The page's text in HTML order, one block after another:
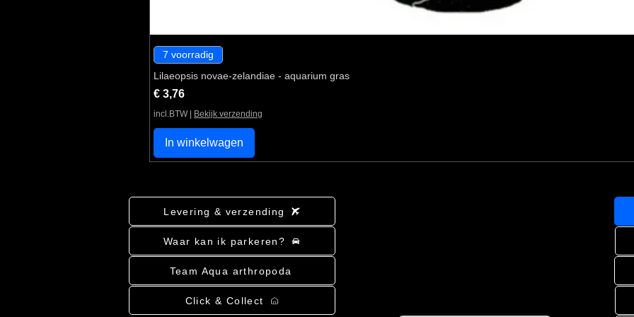
7 voorradig
Lilaeopsis novae-zelandiae - aquarium gras
Prijs
€ 3,76
incl.BTW Bekijk verzending
In winkelwagen
Levering & verzending
Waar kan ik parkeren?
Team Aqua arthropoda
Click & Collect